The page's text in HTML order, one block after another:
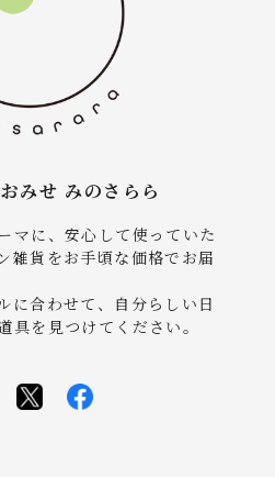
みせ みのさらら
マに、安心して使っていた
雑貨をお手頃な価格でお届
に合わせて、自分らしい日
具を見つけてください。